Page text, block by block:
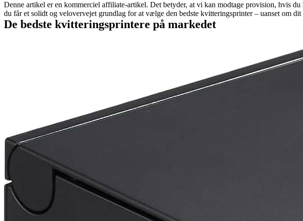
Denne artikel er en kommerciel affiliate-artikel. Det betyder, at vi kan modtage provision, hvis
du får et solidt og velovervejet grundlag for at vælge den bedste kvitteringsprinter – uanset om
De bedste kvitteringsprintere på markedet